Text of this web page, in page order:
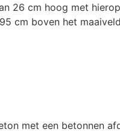
26 cm hoog met
cm boven het
met een betonnen